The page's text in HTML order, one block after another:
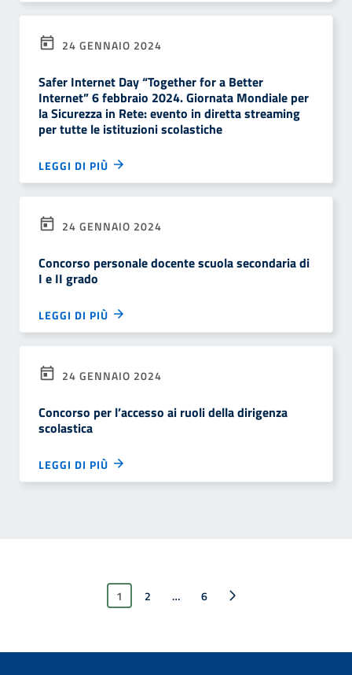
24 GENNAIO 2024
Safer Internet Day “Together for a Better
Internet” 6 febbraio 2024. Giornata Mondiale per
la Sicurezza in Rete: evento in diretta streaming
per tutte le istituzioni scolastiche
LEGGI DI PIÙ
24 GENNAIO 2024
Concorso personale docente scuola secondaria di
I e II grado
LEGGI DI PIÙ
24 GENNAIO 2024
Concorso per l’accesso ai ruoli della dirigenza
scolastica
LEGGI DI PIÙ
1 2 … 6
Pagina successiva